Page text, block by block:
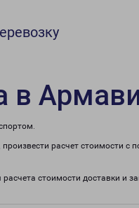
в
расчет стоимости с
стоимости доставки и